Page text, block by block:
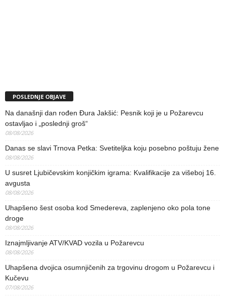
POSLEDNJE OBJAVE
Na današnji dan rođen Đura Jakšić: Pesnik koji je u Požarevcu
ostavljao i „poslednji groš“
08/08/2026
Danas se slavi Trnova Petka: Svetiteljka koju posebno poštuju žene
08/08/2026
U susret Ljubičevskim konjičkim igrama: Kvalifikacije za višeboj 16.
avgusta
08/08/2026
Uhapšeno šest osoba kod Smedereva, zaplenjeno oko pola tone
droge
08/08/2026
Iznajmljivanje ATV/KVAD vozila u Požarevcu
08/08/2026
Uhapšena dvojica osumnjičenih za trgovinu drogom u Požarevcu i
Kučevu
07/08/2026